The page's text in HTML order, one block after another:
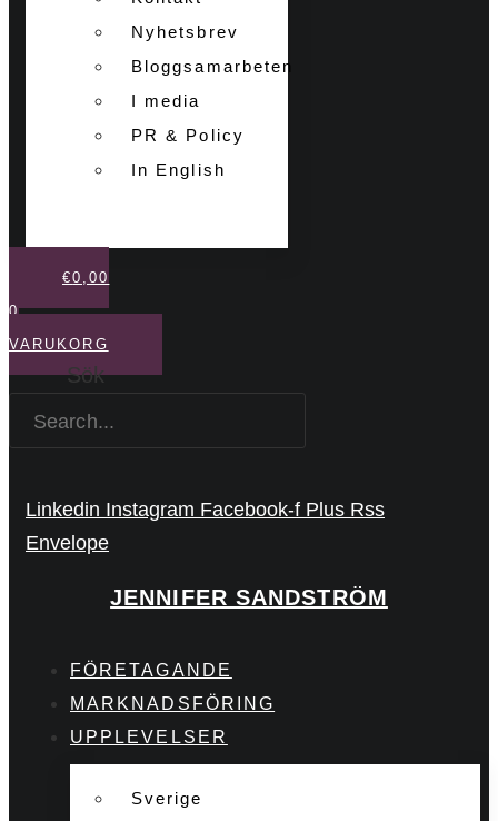
Nyhetsbrev
Bloggsamarbeten
I media
PR & Policy
In English
€0,00
0
VARUKORG
Sök
Linkedin Instagram Facebook-f Plus Rss
Envelope
JENNIFER SANDSTRÖM
FÖRETAGANDE
MARKNADSFÖRING
UPPLEVELSER
Sverige